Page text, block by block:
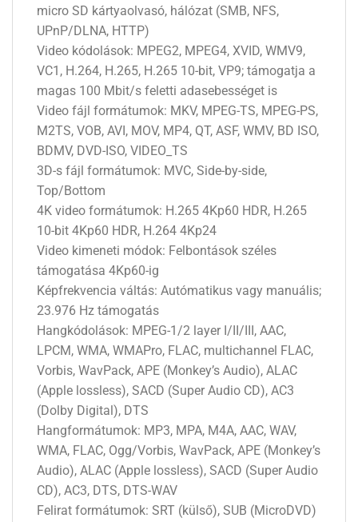
micro SD kártyaolvasó, hálózat (SMB, NFS,
UPnP/DLNA, HTTP)
Video kódolások: MPEG2, MPEG4, XVID, WMV9,
VC1, H.264, H.265, H.265 10-bit, VP9; támogatja a
magas 100 Mbit/s feletti adasebességet is
Video fájl formátumok: MKV, MPEG-TS, MPEG-PS,
M2TS, VOB, AVI, MOV, MP4, QT, ASF, WMV, BD ISO,
BDMV, DVD-ISO, VIDEO_TS
3D-s fájl formátumok: MVC, Side-by-side,
Top/Bottom
4K video formátumok: H.265 4Kp60 HDR, H.265
10-bit 4Kp60 HDR, H.264 4Kp24
Video kimeneti módok: Felbontások széles
támogatása 4Kp60-ig
Képfrekvencia váltás: Autómatikus vagy manuális;
23.976 Hz támogatás
Hangkódolások: MPEG-1/2 layer I/II/III, AAC,
LPCM, WMA, WMAPro, FLAC, multichannel FLAC,
Vorbis, WavPack, APE (Monkey’s Audio), ALAC
(Apple lossless), SACD (Super Audio CD), AC3
(Dolby Digital), DTS
Hangformátumok: MP3, MPA, M4A, AAC, WAV,
WMA, FLAC, Ogg/Vorbis, WavPack, APE (Monkey’s
Audio), ALAC (Apple lossless), SACD (Super Audio
CD), AC3, DTS, DTS-WAV
Felirat formátumok: SRT (külső), SUB (MicroDVD)